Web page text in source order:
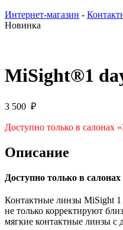
Интернет-магазин -
Новинка
MiSight®1
3 500 ₽
Доступно только в салонах
Описание
Доступно только в
Контактные линзы MiSight
не только корректируют
мягкие контактные линзы с